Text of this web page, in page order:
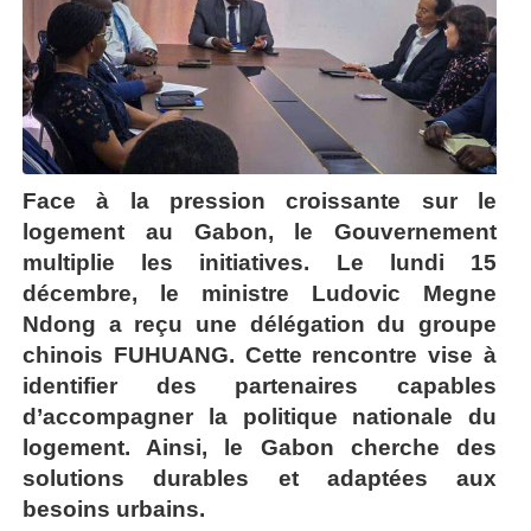
Face à la pression croissante sur le
logement au Gabon, le Gouvernement
multiplie les initiatives. Le lundi 15
décembre, le ministre Ludovic Megne
Ndong a reçu une délégation du groupe
chinois FUHUANG. Cette rencontre vise à
identifier des partenaires capables
d’accompagner la politique nationale du
logement. Ainsi, le Gabon cherche des
solutions durables et adaptées aux
besoins urbains.